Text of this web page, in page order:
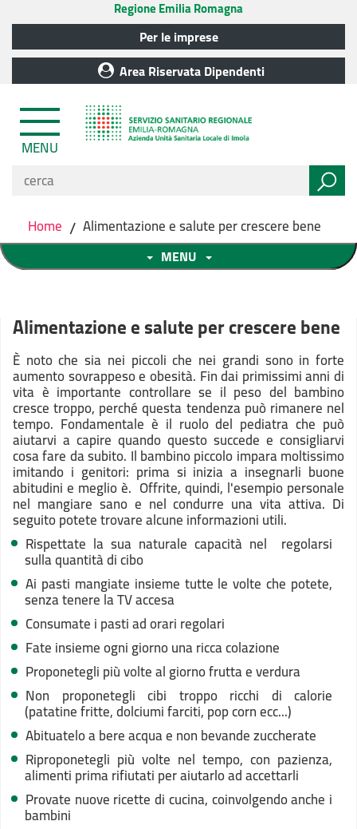
Regione Emilia Romagna
Per le imprese
Area Riservata Dipendenti
MENU
Home / Alimentazione e salute per crescere bene
MENU
Alimentazione e salute per crescere bene
È noto che sia nei piccoli che nei grandi sono in forte
aumento sovrappeso e obesità. Fin dai primissimi anni di
vita è importante controllare se il peso del bambino
cresce troppo, perché questa tendenza può rimanere nel
tempo. Fondamentale è il ruolo del pediatra che può
aiutarvi a capire quando questo succede e consigliarvi
cosa fare da subito. Il bambino piccolo impara moltissimo
imitando i genitori: prima si inizia a insegnarli buone
abitudini e meglio è. Offrite, quindi, l'esempio personale
nel mangiare sano e nel condurre una vita attiva. Di
seguito potete trovare alcune informazioni utili.
Rispettate la sua naturale capacità nel regolarsi
sulla quantità di cibo
Ai pasti mangiate insieme tutte le volte che potete,
senza tenere la TV accesa
Consumate i pasti ad orari regolari
Fate insieme ogni giorno una ricca colazione
Proponetegli più volte al giorno frutta e verdura
Non proponetegli cibi troppo ricchi di calorie
(patatine fritte, dolciumi farciti, pop corn ecc...)
Abituatelo a bere acqua e non bevande zuccherate
Riproponetegli più volte nel tempo, con pazienza,
alimenti prima rifiutati per aiutarlo ad accettarli
Provate nuove ricette di cucina, coinvolgendo anche i
bambini